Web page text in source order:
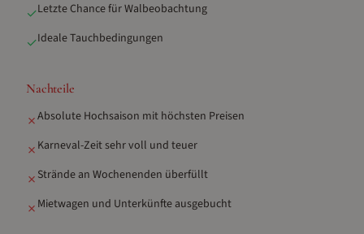
✓Letzte Chance für Walbeobachtung
✓Ideale Tauchbedingungen
Nachteile
✗Absolute Hochsaison mit höchsten Preisen
✗ Karneval-Zeit sehr voll und teuer
✗ Strände an Wochenenden überfüllt
✗ Mietwagen und Unterkünfte ausgebucht